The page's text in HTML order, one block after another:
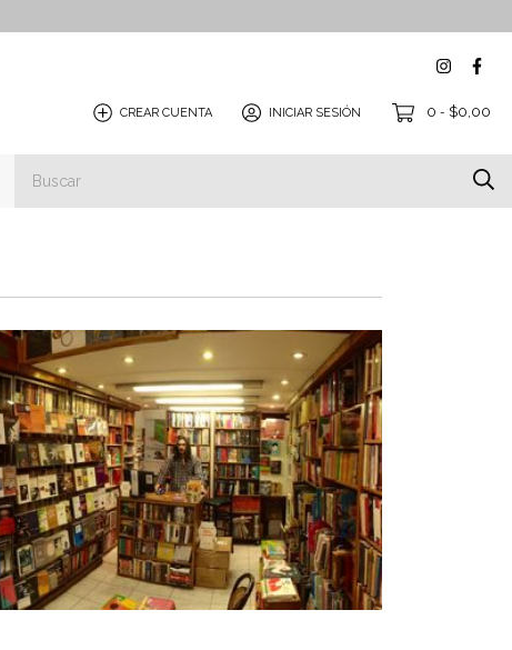
CREAR CUENTA INICIAR SESIÓN 0 - $0,00